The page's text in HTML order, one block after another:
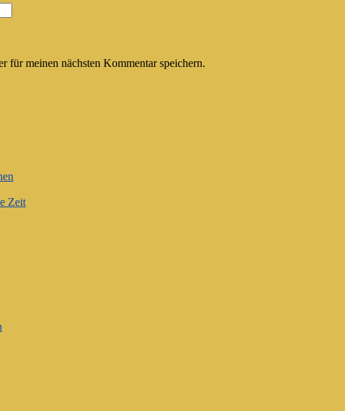
für meinen nächsten Kommentar speichern.
Zeit